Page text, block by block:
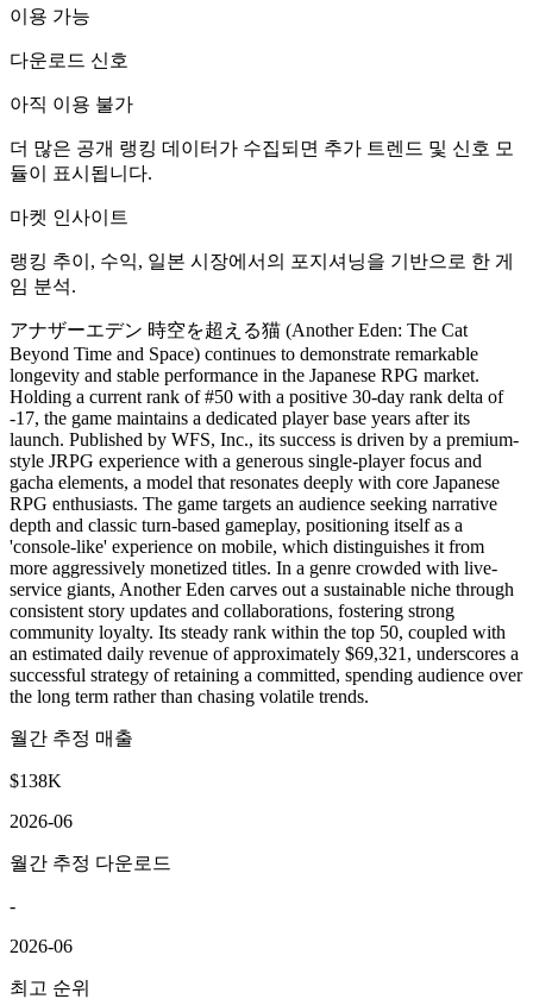
이용 가능
다운로드 신호
아직 이용 불가
더 많은 공개 랭킹 데이터가 수집되면 추가 트렌드 및 신호 모
듈이 표시됩니다.
마켓 인사이트
랭킹 추이, 수익, 일본 시장에서의 포지셔닝을 기반으로 한 게
임 분석.
アナザーエデン 時空を超える猫 (Another Eden: The Cat
Beyond Time and Space) continues to demonstrate remarkable
longevity and stable performance in the Japanese RPG market.
Holding a current rank of #50 with a positive 30-day rank delta of
-17, the game maintains a dedicated player base years after its
launch. Published by WFS, Inc., its success is driven by a premium-
style JRPG experience with a generous single-player focus and
gacha elements, a model that resonates deeply with core Japanese
RPG enthusiasts. The game targets an audience seeking narrative
depth and classic turn-based gameplay, positioning itself as a
'console-like' experience on mobile, which distinguishes it from
more aggressively monetized titles. In a genre crowded with live-
service giants, Another Eden carves out a sustainable niche through
consistent story updates and collaborations, fostering strong
community loyalty. Its steady rank within the top 50, coupled with
an estimated daily revenue of approximately $69,321, underscores a
successful strategy of retaining a committed, spending audience over
the long term rather than chasing volatile trends.
월간 추정 매출
$138K
2026-06
월간 추정 다운로드
-
2026-06
최고 순위